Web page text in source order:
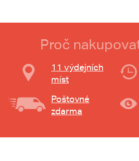
Proč
11 výdejních
míst
Poštovné
zdarma